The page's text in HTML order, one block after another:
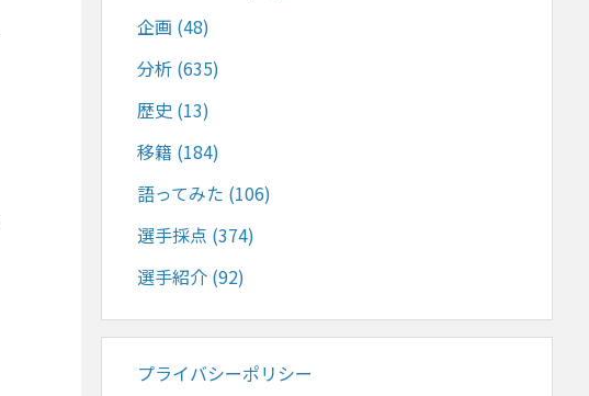
企画 (48)
分析 (635)
歴史 (13)
移籍 (184)
語ってみた (106)
選手採点 (374)
選手紹介 (92)
プライバシーポリシー